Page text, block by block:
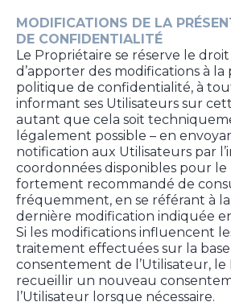
MODIFICATIONS DE LA
DE CONFIDENTIALITÉ
Le Propriétaire se réserve le
d’apporter des modifications à la
politique de confidentialité, à
informant ses Utilisateurs sur
autant que cela soit
légalement possible – en
notification aux Utilisateurs par
coordonnées disponibles pour le
fortement recommandé de
fréquemment, en se référant à
dernière modification indiquée
Si les modifications influencent
traitement effectuées sur la
consentement de l’Utilisateur,
recueillir un nouveau
l’Utilisateur lorsque nécessaire.